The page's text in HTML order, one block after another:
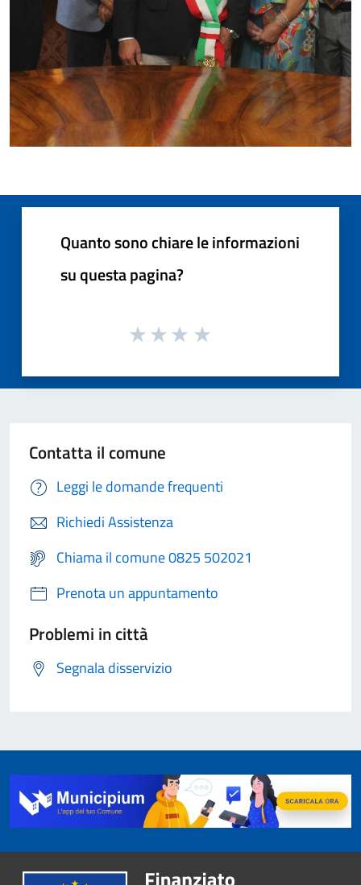
Quanto sono chiare le informazioni
su questa pagina?
Contatta il comune
Leggi le domande frequenti
Richiedi Assistenza
Chiama il comune 0825 502021
Prenota un appuntamento
Problemi in città
Segnala disservizio